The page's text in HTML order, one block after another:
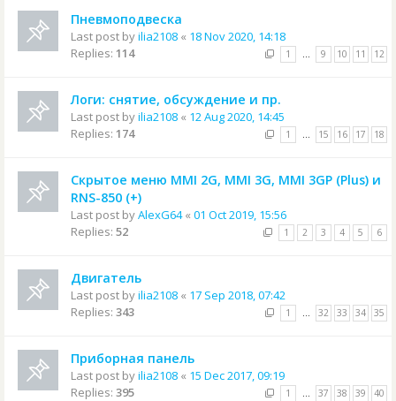
Пневмоподвеска
Last post byilia2108 « 18 Nov 2020, 14:18
Replies: 114 1 … 9 10 11 12
Логи: снятие, обсуждение и пр.
Last post byilia2108 « 12 Aug 2020, 14:45
Replies: 174 1 … 15 16 17 18
Скрытое меню MMI 2G, MMI 3G, MMI 3GP (Plus) и
RNS-850 (+)
Last post byAlexG64« 01 Oct 2019, 15:56
Replies: 52 1 2 3 4 5 6
Двигатель
Last post byilia2108 « 17 Sep 2018, 07:42
Replies: 343 1 … 32 33 34 35
Приборная панель
Last post byilia2108 « 15 Dec 2017, 09:19
Replies: 395 1 … 37 38 39 40